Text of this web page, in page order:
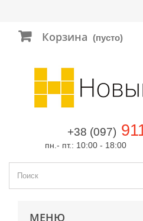
Корзина (пусто)
+38 (097)
пн.- пт.: 10:00 - 18:00
МЕНЮ